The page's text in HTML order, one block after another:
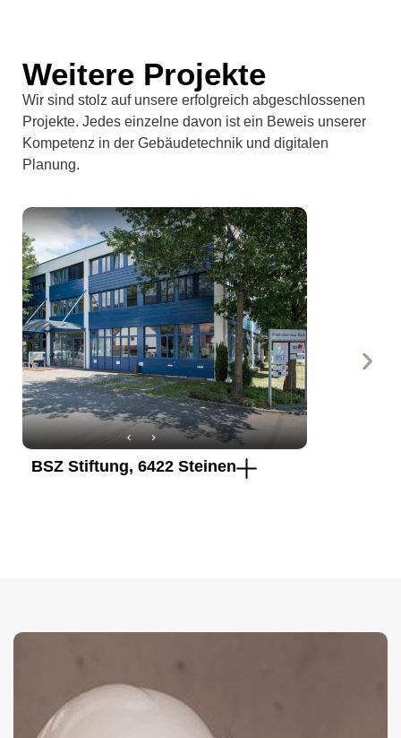
Weitere Projekte
Wir sind stolz auf unsere erfolgreich abgeschlossenen
Projekte. Jedes einzelne davon ist ein Beweis unserer
Kompetenz in der Gebäudetechnik und digitalen
Planung.
BSZ Stiftung, 6422 Steinen